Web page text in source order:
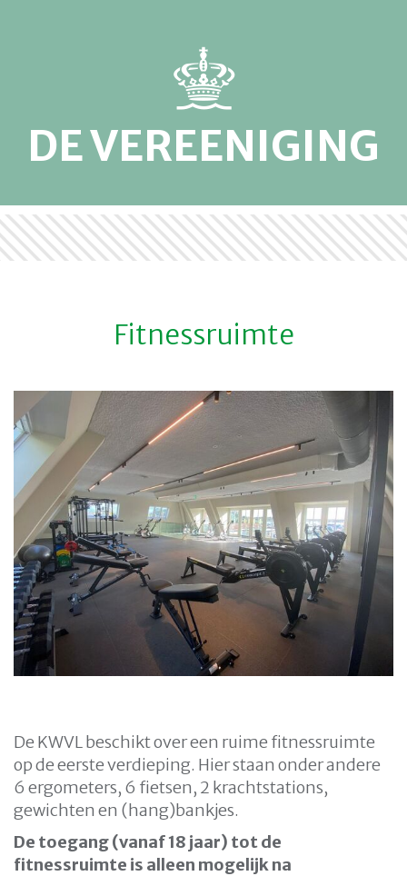
DE VEREENIGING
Fitnessruimte
De KWVL beschikt over een ruime fitnessruimte
op de eerste verdieping. Hier staan onder andere
6 ergometers, 6 fietsen, 2 krachtstations,
gewichten en (hang)bankjes.
De toegang (vanaf 18 jaar) tot de
fitnessruimte is alleen mogelijk na